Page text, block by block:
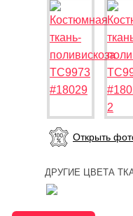
Открыть
ДРУГИЕ ЦВЕТА